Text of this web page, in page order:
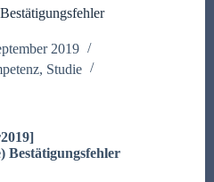
2019
, Studie
Bestätigungsfehler